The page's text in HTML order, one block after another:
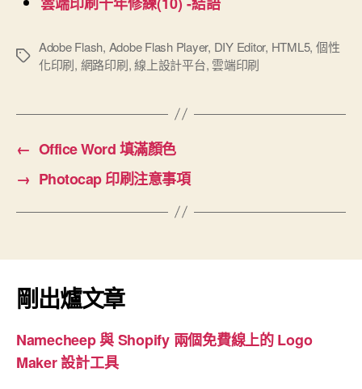
標
Adobe Flash, Adobe Flash Player, DIY Editor, HTML5, 個性
化印刷, 網路印刷,線上設計平台,雲端印刷
← Office Word 填滿顏色
→ Photocap 印刷注意事項
剛出爐文章
Namecheep 與 Shopify 兩個免費線上的 Logo
Maker 設計工具